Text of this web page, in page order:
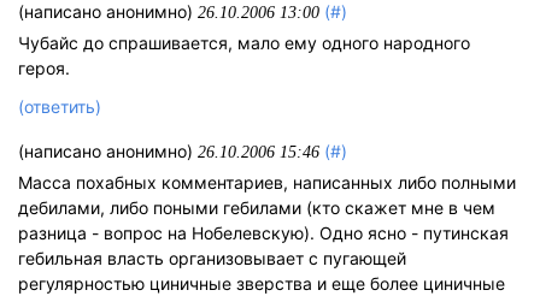
(написано анонимно) 26.10.2006 13:00 (#)
Чубайс до спрашивается, мало ему одного народного
героя.
(ответить)
(написано анонимно) 26.10.2006 15:46 (#)
Масса похабных комментариев, написанных либо полными
дебилами, либо поными гебилами (кто скажет мне в чем
разница - вопрос на Нобелевскую). Одно ясно - путинская
гебильная власть организовывает с пугающей
регулярностью циничные зверства и еще более циничные